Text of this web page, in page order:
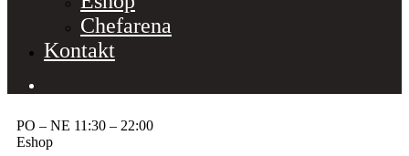
Chefarena
Kontakt
PO – NE 11:30 – 22:00
Eshop